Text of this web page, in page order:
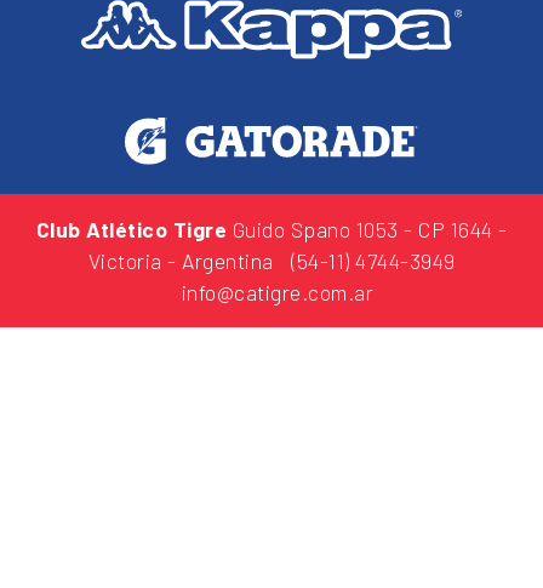
Club Atlético Tigre Guido Spano 1053 - CP 1644 -
Victoria - Argentina
(54-11) 4744-3949
info@catigre.com.ar